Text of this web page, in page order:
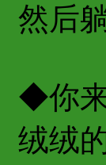
然后
◆你
绒绒